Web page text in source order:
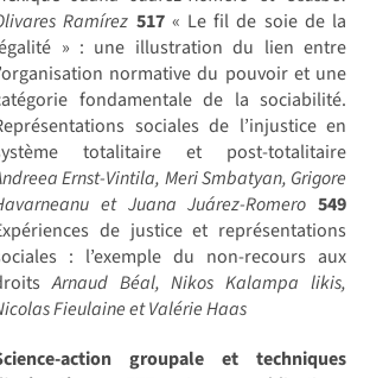
Ramírez 517« Le fil de soie de la
» : une illustration du lien entre
normative du pouvoir et une
fondamentale de la sociabilité.
sociales de l’injustice en
totalitaire et post-totalitaire
Ernst-Vintila, Meri Smbatyan, Grigore
et Juana Juárez-Romero 549
de justice et représentations
: l’exemple du non-recours aux
Arnaud Béal, Nikos Kalampa likis,
Fieulaine et Valérie Haas
action groupale et techniques